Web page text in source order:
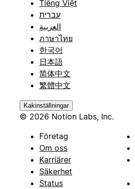
Tiếng Việt
עברית
العربية
ภาษาไทย
한국어
日本語
简体中文
繁體中文
Kakinställningar
© 2026 Notion Labs, Inc.
Företag
Om oss
Karriärer
Säkerhet
Status